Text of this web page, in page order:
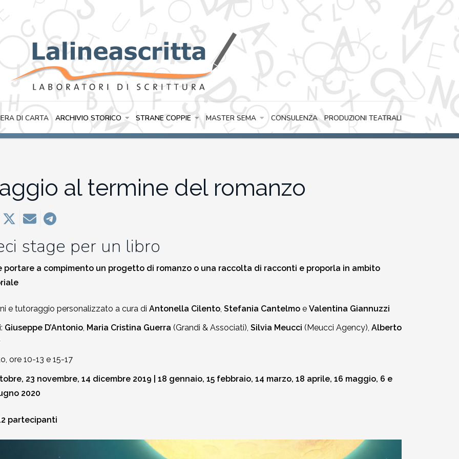
DI CARTA ARCHIVIO STORICO STRANE COPPIE MASTER SEMA CONSULENZA PRODUZIONI TEATRALI
al termine del romanzo
stage per un libro
portare a compimento un progetto di romanzo o una raccolta di racconti e proporla in ambito
e tutoraggio personalizzato a cura di Antonella Cilento, Stefania Cantelmo e Valentina Giannuzzi
Giuseppe D’Antonio, Maria Cristina Guerra (Grandi & Associati), Silvia Meucci (Meucci Agency), Alberto
ore 10-13 e 15-17
23 novembre, 14 dicembre 2019 | 18 gennaio, 15 febbraio, 14 marzo, 18 aprile, 16 maggio, 6 e
2020
partecipanti